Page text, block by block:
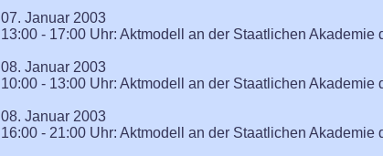
07. Januar 2003
13:00 - 17:00 Uhr: Aktmodell an der Staatlichen Akademie
08. Januar 2003
10:00 - 13:00 Uhr: Aktmodell an der Staatlichen Akademie
08. Januar 2003
16:00 - 21:00 Uhr: Aktmodell an der Staatlichen Akademie